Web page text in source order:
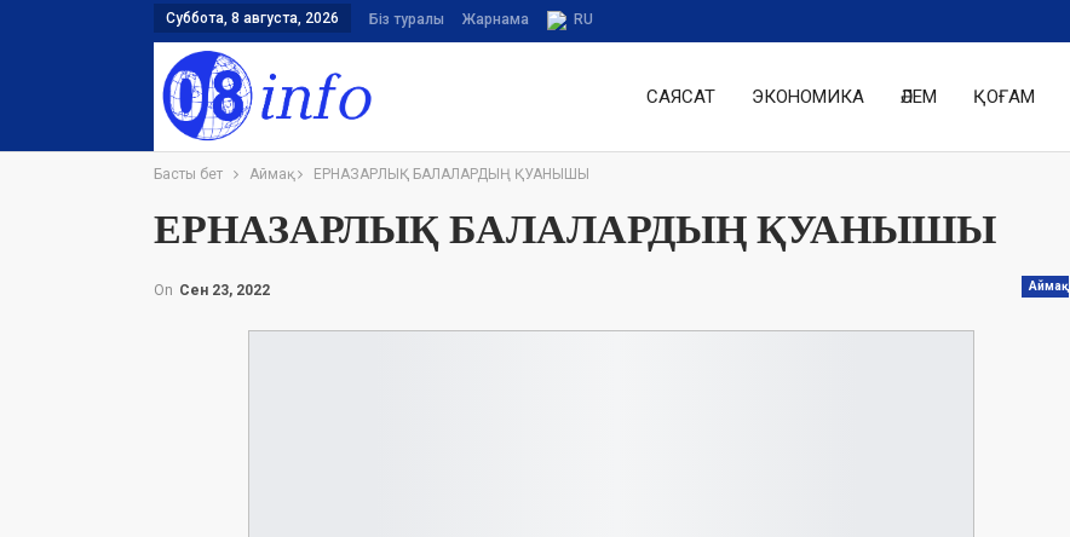
Суббота, 8 августа, 2026 Біз туралы Жарнама RU
САЯСАТ ЭКОНОМИКА ӘЛЕМ ҚОҒАМ
Басты бет Аймақ ЕРНАЗАРЛЫҚ БАЛАЛАРДЫҢ ҚУАНЫШЫ
ЕРНАЗАРЛЫҚ БАЛАЛАРДЫҢ ҚУАНЫШЫ
Аймақ
On Сен 23, 2022